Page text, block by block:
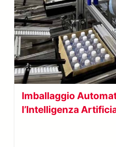
Imballaggio
l’Intelligenza